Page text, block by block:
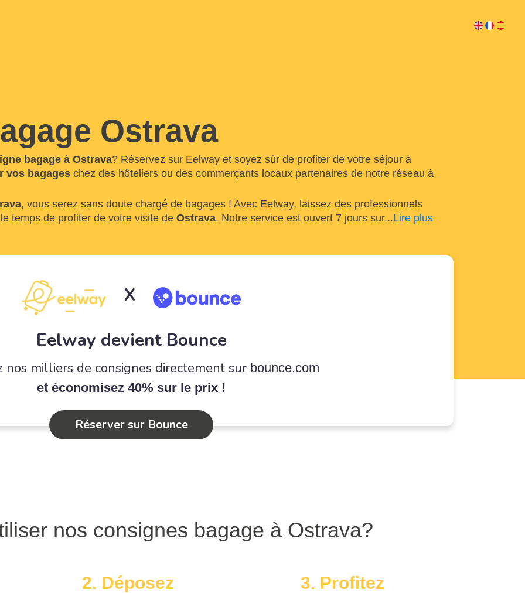
Ostrava
bagage à Ostrava? Réservez sur Eelway et soyez sûr de profiter de votre séjour à
vos bagages chez des hôteliers ou des commerçants locaux partenaires de notre réseau à
, vous serez sans doute chargé de bagages ! Avec Eelway, laissez des professionnels
le temps de profiter de votre visite de Ostrava. Notre service est ouvert 7 jours sur...Lire plus
X
Eelway devient Bounce
nos milliers de consignes directement sur bounce.com
et économisez 40% sur le prix !
Réserver sur Bounce
nos consignes bagage à Ostrava?
2. Déposez 3. Profitez